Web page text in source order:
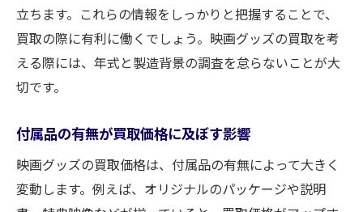
立ちます。これらの情報をしっかりと把握することで、
買取の際に有利に働くでしょう。映画グッズの買取を考
える際には、年式と製造背景の調査を怠らないことが大
切です。
付属品の有無が買取価格に及ぼす影響
映画グッズの買取価格は、付属品の有無によって大きく
変動します。例えば、オリジナルのパッケージや説明